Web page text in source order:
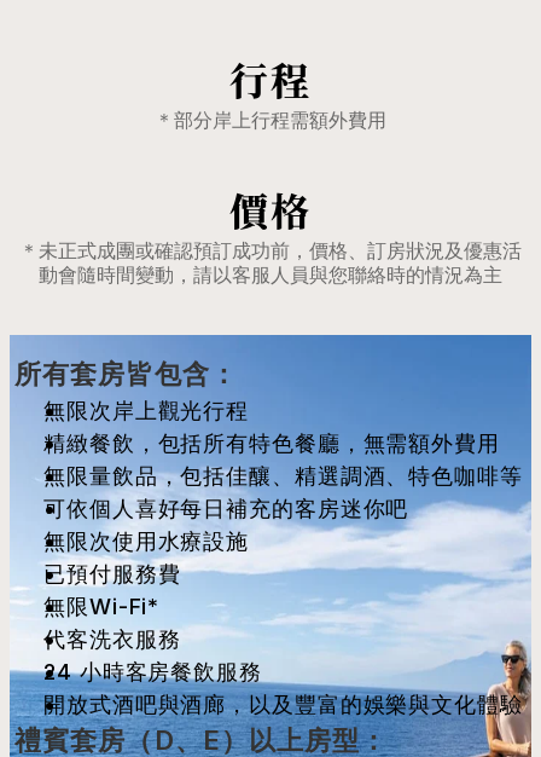
行程
＊部分岸上行程需額外費用
價格
＊未正式成團或確認預訂成功前，價格、訂房狀況及優惠活
動會隨時間變動，請以客服人員與您聯絡時的情況為主
所有套房皆包含：
無限次岸上觀光行程
精緻餐飲，包括所有特色餐廳，無需額外費用
無限量飲品，包括佳釀、精選調酒、特色咖啡等
可依個人喜好每日補充的客房迷你吧
無限次使用水療設施
已預付服務費
無限Wi-Fi*
代客洗衣服務
24 小時客房餐飲服務
開放式酒吧與酒廊，以及豐富的娛樂與文化體驗
禮賓套房（D、E）以上房型：